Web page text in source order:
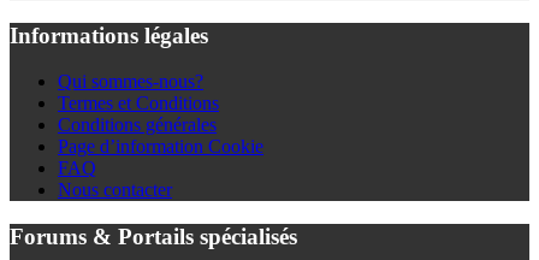
Informations légales
Qui sommes-nous?
Termes et Conditions
Conditions générales
Page d’information Cookie
FAQ
Nous contacter
Forums & Portails spécialisés